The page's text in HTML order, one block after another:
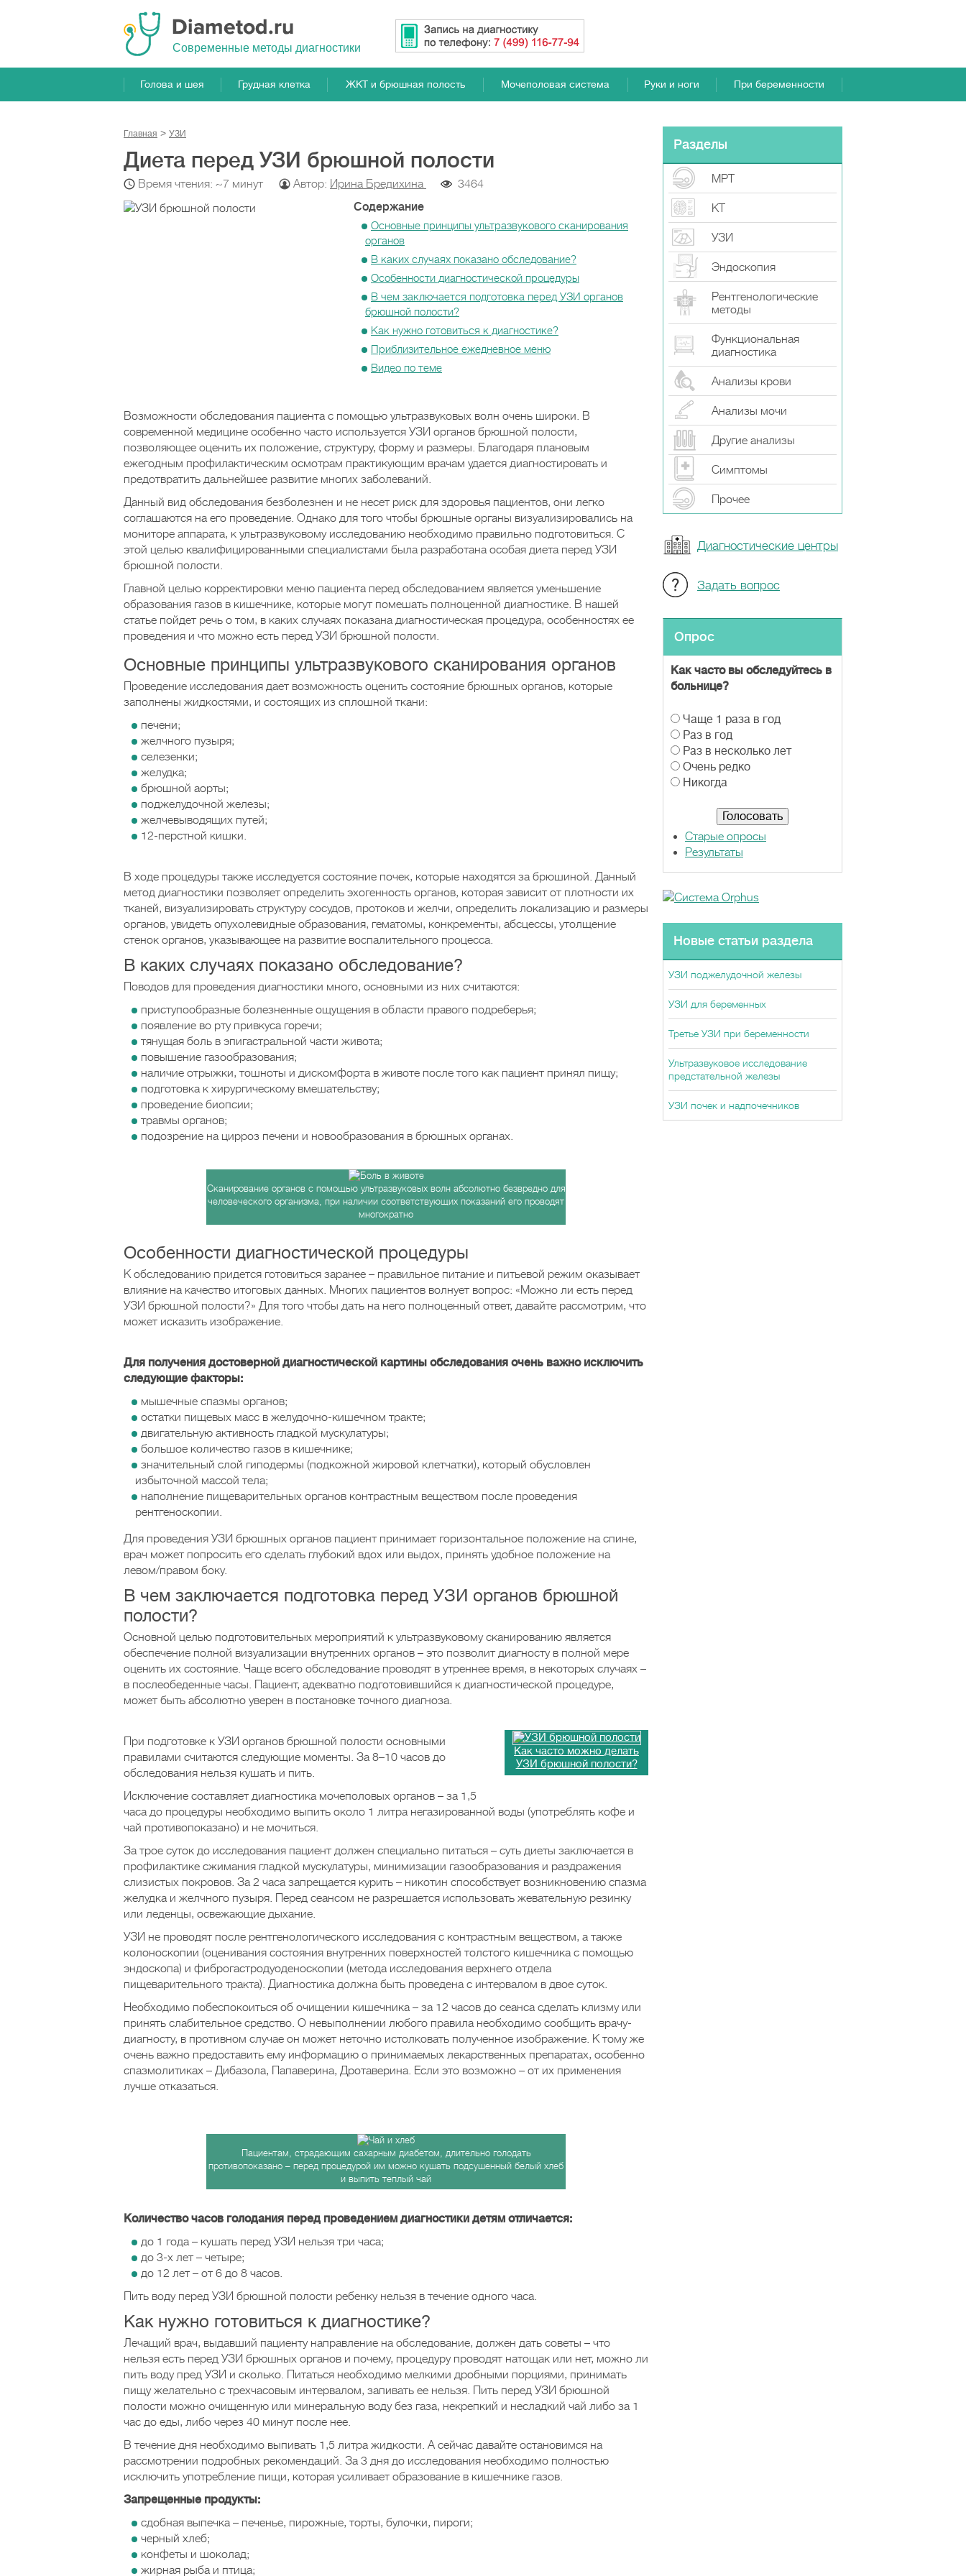
Cовременные методы диагностики
Голова и шея Грудная клетка ЖКТ и брюшная полость Мочеполовая система Руки и ноги При беременности
Главная УЗИ
Диета перед УЗИ брюшной полости
Время чтения: ~7 минут Автор: Ирина Бредихина
3464
Содержание
Основные принципы ультразвукового сканирования
органов
В каких случаях показано обследование?
Особенности диагностической процедуры
В чем заключается подготовка перед УЗИ органов
брюшной полости?
Как нужно готовиться к диагностике?
Приблизительное ежедневное меню
Видео по теме
Возможности обследования пациента с помощью ультразвуковых волн очень широки. В
современной медицине особенно часто используется УЗИ органов брюшной полости,
позволяющее оценить их положение, структуру, форму и размеры. Благодаря плановым
ежегодным профилактическим осмотрам практикующим врачам удается диагностировать и
предотвратить дальнейшее развитие многих заболеваний.
Данный вид обследования безболезнен и не несет риск для здоровья пациентов, они легко
соглашаются на его проведение. Однако для того чтобы брюшные органы визуализировались на
мониторе аппарата, к ультразвуковому исследованию необходимо правильно подготовиться. С
этой целью квалифицированными специалистами была разработана особая диета перед УЗИ
брюшной полости.
Главной целью корректировки меню пациента перед обследованием является уменьшение
образования газов в кишечнике, которые могут помешать полноценной диагностике. В нашей
статье пойдет речь о том, в каких случаях показана диагностическая процедура, особенностях ее
проведения и что можно есть перед УЗИ брюшной полости.
Основные принципы ультразвукового сканирования органов
Проведение исследования дает возможность оценить состояние брюшных органов, которые
заполнены жидкостями, и состоящих из сплошной ткани:
печени;
желчного пузыря;
селезенки;
желудка;
брюшной аорты;
поджелудочной железы;
желчевыводящих путей;
12-перстной кишки.
В ходе процедуры также исследуется состояние почек, которые находятся за брюшиной. Данный
метод диагностики позволяет определить эхогенность органов, которая зависит от плотности их
тканей, визуализировать структуру сосудов, протоков и желчи, определить локализацию и размеры
органов, увидеть опухолевидные образования, гематомы, конкременты, абсцессы, утолщение
стенок органов, указывающее на развитие воспалительного процесса.
В каких случаях показано обследование?
Поводов для проведения диагностики много, основными из них считаются:
приступообразные болезненные ощущения в области правого подреберья;
появление во рту привкуса горечи;
тянущая боль в эпигастральной части живота;
повышение газообразования;
наличие отрыжки, тошноты и дискомфорта в животе после того как пациент принял пищу;
подготовка к хирургическому вмешательству;
проведение биопсии;
травмы органов;
подозрение на цирроз печени и новообразования в брюшных органах.
Сканирование органов с помощью ультразвуковых волн абсолютно безвредно для
человеческого организма, при наличии соответствующих показаний его проводят
многократно
Особенности диагностической процедуры
К обследованию придется готовиться заранее – правильное питание и питьевой режим оказывает
влияние на качество итоговых данных. Многих пациентов волнует вопрос: «Можно ли есть перед
УЗИ брюшной полости?» Для того чтобы дать на него полноценный ответ, давайте рассмотрим, что
может исказить изображение.
Для получения достоверной диагностической картины обследования очень важно исключить
следующие факторы:
мышечные спазмы органов;
остатки пищевых масс в желудочно-кишечном тракте;
двигательную активность гладкой мускулатуры;
большое количество газов в кишечнике;
значительный слой гиподермы (подкожной жировой клетчатки), который обусловлен
избыточной массой тела;
наполнение пищеварительных органов контрастным веществом после проведения
рентгеноскопии.
Для проведения УЗИ брюшных органов пациент принимает горизонтальное положение на спине,
врач может попросить его сделать глубокий вдох или выдох, принять удобное положение на
левом/правом боку.
В чем заключается подготовка перед УЗИ органов брюшной
полости?
Основной целью подготовительных мероприятий к ультразвуковому сканированию является
обеспечение полной визуализации внутренних органов – это позволит диагносту в полной мере
оценить их состояние. Чаще всего обследование проводят в утреннее время, в некоторых случаях –
в послеобеденные часы. Пациент, адекватно подготовившийся к диагностической процедуре,
может быть абсолютно уверен в постановке точного диагноза.
Как часто можно делать
УЗИ брюшной полости?
При подготовке к УЗИ органов брюшной полости основными
правилами считаются следующие моменты. За 8–10 часов до
обследования нельзя кушать и пить.
Исключение составляет диагностика мочеполовых органов – за 1,5
часа до процедуры необходимо выпить около 1 литра негазированной воды (употреблять кофе и
чай противопоказано) и не мочиться.
За трое суток до исследования пациент должен специально питаться – суть диеты заключается в
профилактике сжимания гладкой мускулатуры, минимизации газообразования и раздражения
слизистых покровов. За 2 часа запрещается курить – никотин способствует возникновению спазма
желудка и желчного пузыря. Перед сеансом не разрешается использовать жевательную резинку
или леденцы, освежающие дыхание.
УЗИ не проводят после рентгенологического исследования с контрастным веществом, а также
колоноскопии (оценивания состояния внутренних поверхностей толстого кишечника с помощью
эндоскопа) и фиброгастродуоденоскопии (метода исследования верхнего отдела
пищеварительного тракта). Диагностика должна быть проведена с интервалом в двое суток.
Необходимо побеспокоиться об очищении кишечника – за 12 часов до сеанса сделать клизму или
принять слабительное средство. О невыполнении любого правила необходимо сообщить врачу-
диагносту, в противном случае он может неточно истолковать полученное изображение. К тому же
очень важно предоставить ему информацию о принимаемых лекарственных препаратах, особенно
спазмолитиках – Дибазола, Папаверина, Дротаверина. Если это возможно – от их применения
лучше отказаться.
Пациентам, страдающим сахарным диабетом, длительно голодать
противопоказано – перед процедурой им можно кушать подсушенный белый хлеб
и выпить теплый чай
Количество часов голодания перед проведением диагностики детям отличается:
до 1 года – кушать перед УЗИ нельзя три часа;
до 3-х лет – четыре;
до 12 лет – от 6 до 8 часов.
Пить воду перед УЗИ брюшной полости ребенку нельзя в течение одного часа.
Как нужно готовиться к диагностике?
Лечащий врач, выдавший пациенту направление на обследование, должен дать советы – что
нельзя есть перед УЗИ брюшных органов и почему, процедуру проводят натощак или нет, можно ли
пить воду пред УЗИ и сколько. Питаться необходимо мелкими дробными порциями, принимать
пищу желательно с трехчасовым интервалом, запивать ее нельзя. Пить перед УЗИ брюшной
полости можно очищенную или минеральную воду без газа, некрепкий и несладкий чай либо за 1
час до еды, либо через 40 минут после нее.
В течение дня необходимо выпивать 1,5 литра жидкости. А сейчас давайте остановимся на
рассмотрении подробных рекомендаций. За 3 дня до исследования необходимо полностью
исключить употребление пищи, которая усиливает образование в кишечнике газов.
Запрещенные продукты:
сдобная выпечка – печенье, пирожные, торты, булочки, пироги;
черный хлеб;
конфеты и шоколад;
жирная рыба и птица;
Разделы
МРТ
КТ
УЗИ
Эндоскопия
Рентгенологические
методы
Функциональная
диагностика
Анализы крови
Анализы мочи
Другие анализы
Симптомы
Прочeе
Диагностические центры
Задать вопрос
Опрос
Как часто вы обследуйтесь в
больнице?
В
а
р
и
а
Чаще 1 раза в год
Раз в год
Раз в несколько лет
Очень редко
Никогда
Старые опросы
Результаты
Новые статьи раздела
УЗИ поджелудочной железы
УЗИ для беременных
Третье УЗИ при беременности
Ультразвуковое исследование
предстательной железы
УЗИ почек и надпочечников